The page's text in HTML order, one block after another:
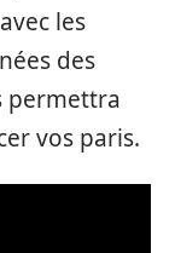
les
des
permettra
vos paris.